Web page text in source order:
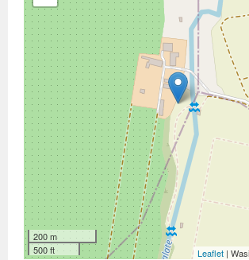
200 m
500 ft
Leaflet |